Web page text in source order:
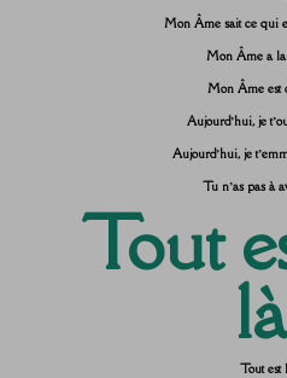
Mon Âme sait ce qui
Mon Âme a la
Mon Âme est
Aujourd’hui, je
Aujourd’hui, je
Tu n’as pas à
Tout
Tout est